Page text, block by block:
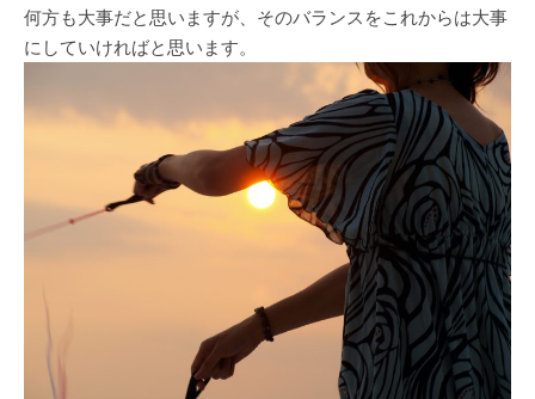
何方も大事だと思いますが、そのバランスをこれからは大事
にしていければと思います。